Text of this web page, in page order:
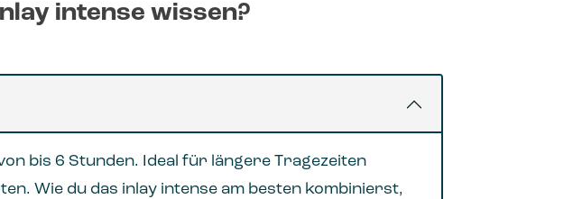
intense wissen?
bis 6 Stunden. Ideal für längere Tragezeiten
Wie du das inlay intense am besten kombinierst,